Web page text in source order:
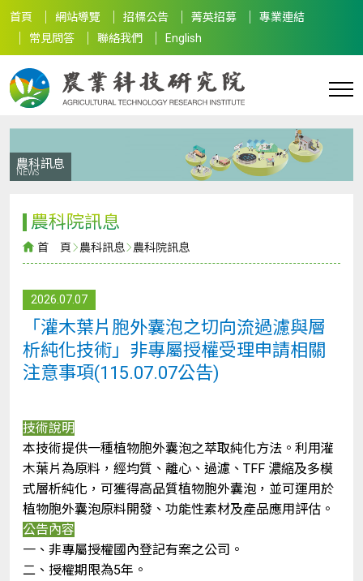
首頁 網站導覽 招標公告 菁英招募
專業連結
常見問答
聯絡我們 English
農科訊息
NEWS
農科院訊息
首 頁 農科訊息 農科院訊息
2026.07.07
「灌木葉片胞外囊泡之切向流過濾與層
析純化技術」非專屬授權受理申請相關
注意事項(115.07.07公告)
技術說明
本技術提供一種植物胞外囊泡之萃取純化方法。利用灌
木葉片為原料，經均質、離心、過濾、TFF 濃縮及多模
式層析純化，可獲得高品質植物胞外囊泡，並可運用於
植物胞外囊泡原料開發、功能性素材及產品應用評估。
公告內容
一、非專屬授權國內登記有案之公司。
二、授權期限為5年。